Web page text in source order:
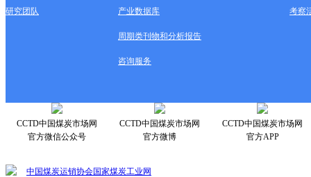
研究团队 产业数据库 考察
周期类刊物和分析报告
咨询服务
CCTD中国煤炭市场网
官方微信公众号
CCTD中国煤炭市场网
官方微博
CCTD中国煤炭市场网
官方APP
中国煤炭运销协会国家煤炭工业网